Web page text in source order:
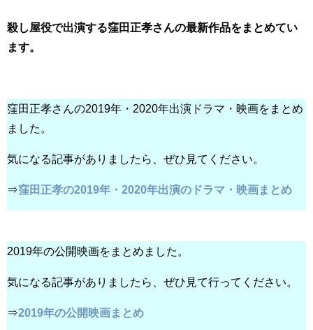
殺し屋役で出演する窪田正孝さんの最新作品をまとめてい
ます。
窪田正孝さんの2019年・2020年出演ドラマ・映画をまとめ
ました。
気になる記事がありましたら、ぜひ見てください。
⇒窪田正孝の2019年・2020年出演のドラマ・映画まとめ
2019年の公開映画をまとめました。
気になる記事がありましたら、ぜひ見て行ってください。
⇒2019年の公開映画まとめ